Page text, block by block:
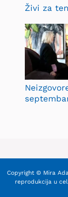
Živi za
Copyright © Mira
reprodukcija u